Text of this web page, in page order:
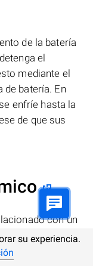
de la batería
el
mediante el
de batería. En
enfríe hasta la
de que sus
con un
Casio, haga lo
su experiencia.